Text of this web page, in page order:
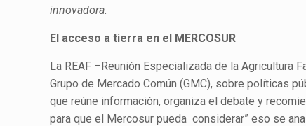
innovadora.
El acceso a tierra en el MERCOSUR
La REAF –Reunión Especializada de la Agricultura
Grupo de Mercado Común (GMC), sobre políticas
que reúne información, organiza el debate y
para que el Mercosur pueda considerar” eso se